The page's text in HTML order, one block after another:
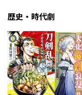
歴史・時代劇